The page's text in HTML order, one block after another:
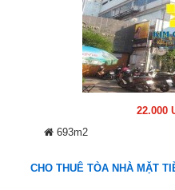
22.000
693m2
CHO THUÊ TÒA NHÀ MẶT